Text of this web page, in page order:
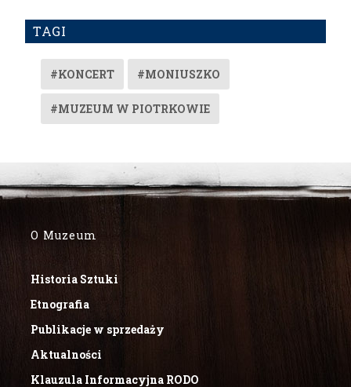
TAGI
#KONCERT #MONIUSZKO
#MUZEUM W PIOTRKOWIE
O Muzeum
Historia Sztuki
Etnografia
Publikacje w sprzedaży
Aktualności
Klauzula Informacyjna RODO